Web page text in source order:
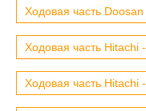
Ходовая часть
Ходовая часть Hitachi
Ходовая часть Hitachi